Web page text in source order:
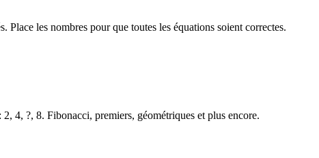
Place les nombres pour que toutes les équations soient correctes.
4, ?, 8. Fibonacci, premiers, géométriques et plus encore.